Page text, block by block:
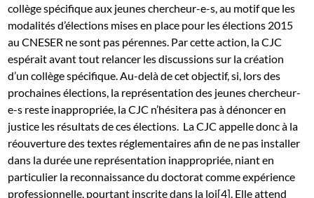
collège spécifique aux jeunes chercheur-e-s, au motif que les
modalités d’élections mises en place pour les élections 2015
au CNESER ne sont pas pérennes. Par cette action, la CJC
espérait avant tout relancer les discussions sur la création
d’un collège spécifique. Au-delà de cet objectif, si, lors des
prochaines élections, la représentation des jeunes chercheur-
e-s reste inappropriée, la CJC n’hésitera pas à dénoncer en
justice les résultats de ces élections. La CJC appelle donc à la
réouverture des textes réglementaires afin de ne pas installer
dans la durée une représentation inappropriée, niant en
particulier la reconnaissance du doctorat comme expérience
professionnelle, pourtant inscrite dans la loi[4]. Elle attend